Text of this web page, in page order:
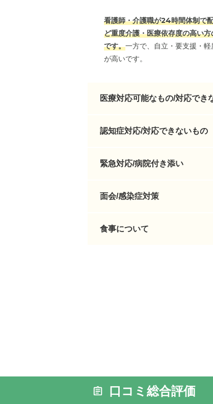
看護師・介護職が24時間体制で
ど重度介護・医療依存度の高い
です。一方で、自立・要支援・
が高いです。
医療対応可能なもの/対応でき
認知症対応/対応できないもの
緊急対応/病院付き添い
面会/感染症対策
食事について
口コミ総合評価